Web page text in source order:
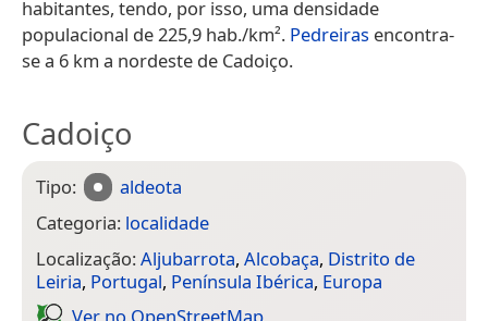
habitantes, tendo, por isso, uma densidade
populacional de 225,9 hab./km². Pedreiras encontra-
se a 6 km a nordeste de Cadoiço.
Cadoiço
Tipo:
aldeota
Categoria: localidade
Localização:Aljubarrota, Alcobaça, Distrito de
Leiria, Portugal, Península Ibérica, Europa